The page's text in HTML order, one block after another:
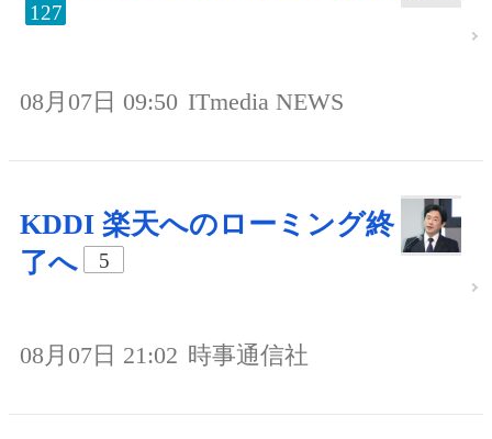
127
08月07日 09:50 ITmedia NEWS
KDDI 楽天へのローミング終
了へ
5
08月07日 21:02 時事通信社